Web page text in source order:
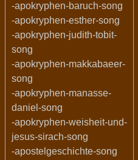
-apokryphen-baruch-song
-apokryphen-esther-song
-apokryphen-judith-tobit-
song
-apokryphen-makkabaeer-
song
-apokryphen-manasse-
daniel-song
-apokryphen-weisheit-und-
jesus-sirach-song
-apostelgeschichte-song